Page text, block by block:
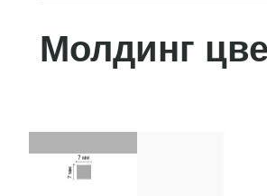
Молдинг